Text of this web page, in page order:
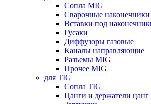
Сопла MIG
Сварочные наконечники
Вставки под
Гусаки
Диффузоры газовые
Каналы направляющие
Разъемы MIG
Прочее MIG
для TIG
Сопла TIG
Цанги и держатели цанг